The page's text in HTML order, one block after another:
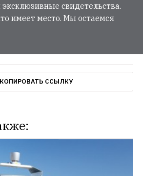
свидетельства.
имеет место. Мы остаемся
ССЫЛКУ